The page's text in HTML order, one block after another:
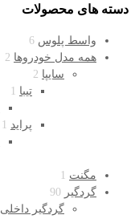
دسته های محصولات
واسط پلوس 6
همه مدل خودروها 2
سایپا 2
تیبا 1
پراید 1
مگنت 1
گردگیر 90
گردگیر داخلی